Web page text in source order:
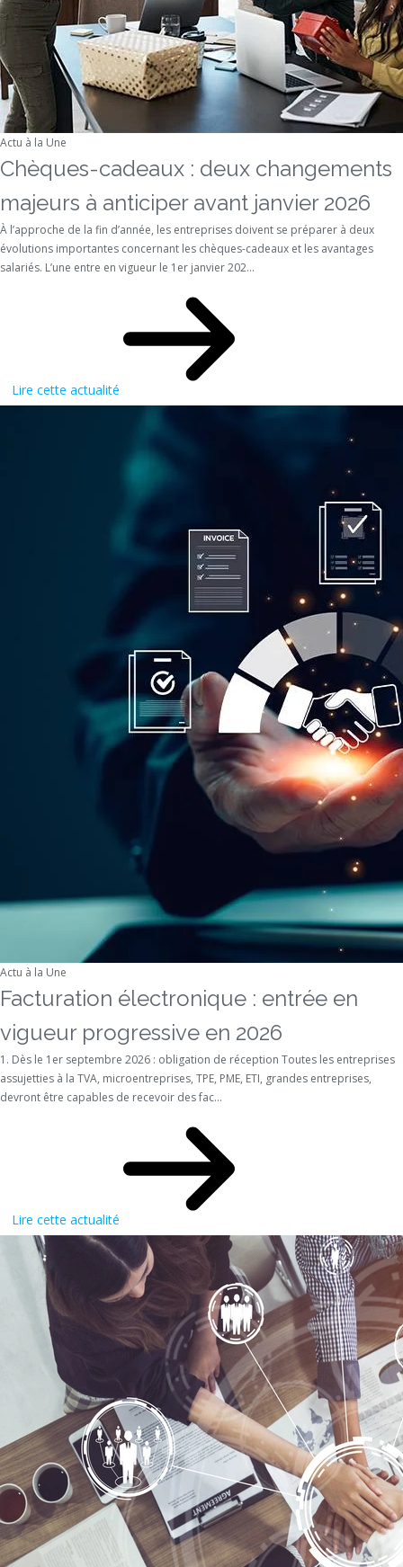
Actu à la Une
Chèques-cadeaux : deux changements
majeurs à anticiper avant janvier 2026
À l’approche de la fin d’année, les entreprises doivent se préparer à deux
évolutions importantes concernant les chèques-cadeaux et les avantages
salariés. L’une entre en vigueur le 1er janvier 202...
Lire cette actualité
Actu à la Une
Facturation électronique : entrée en
vigueur progressive en 2026
1. Dès le 1er septembre 2026 : obligation de réception Toutes les entreprises
assujetties à la TVA, microentreprises, TPE, PME, ETI, grandes entreprises,
devront être capables de recevoir des fac...
Lire cette actualité